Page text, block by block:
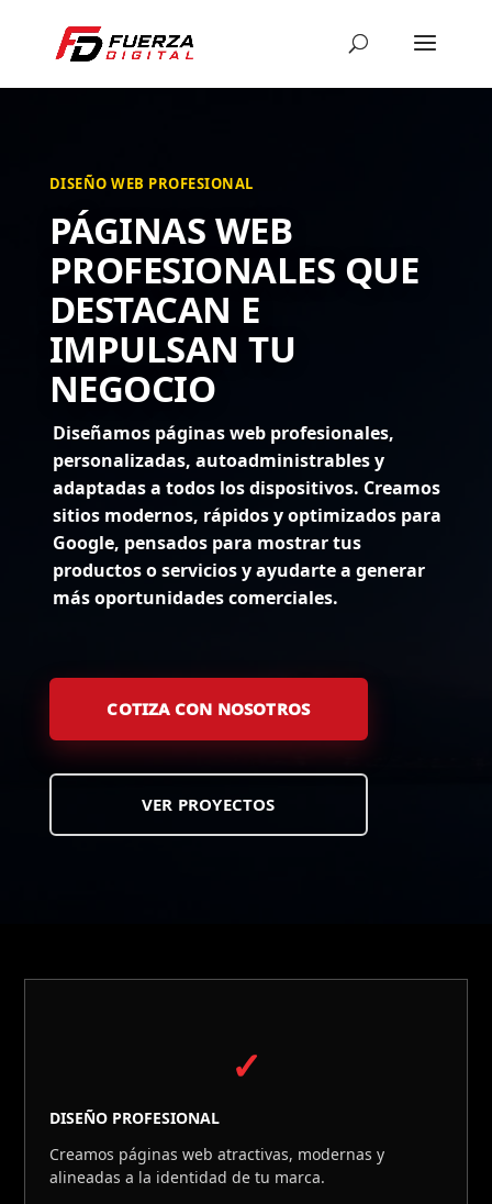
DISEÑO WEB PROFESIONAL
PÁGINAS WEB
PROFESIONALES QUE
DESTACAN E
IMPULSAN TU
NEGOCIO
Diseñamos páginas web profesionales,
personalizadas, autoadministrables y
adaptadas a todos los dispositivos. Creamos
sitios modernos, rápidos y optimizados para
Google, pensados para mostrar tus
productos o servicios y ayudarte a generar
más oportunidades comerciales.
COTIZA CON NOSOTROS
VER PROYECTOS
✓
DISEÑO PROFESIONAL
Creamos páginas web atractivas, modernas y
alineadas a la identidad de tu marca.